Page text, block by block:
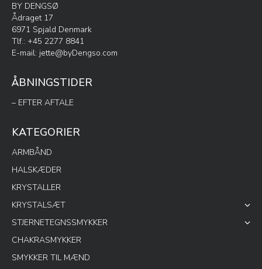
BY DENGSØ
Ådraget 17
6971 Spjald Denmark
Tlf.: +45 2277 8841
E-mail: jette@byDengso.com
ÅBNINGSTIDER
– EFTER AFTALE
KATEGORIER
ARMBÅND
HALSKÆDER
KRYSTALLER
KRYSTALSÆT
STJERNETEGNSSMYKKER
CHAKRASMYKKER
SMYKKER TIL MÆND